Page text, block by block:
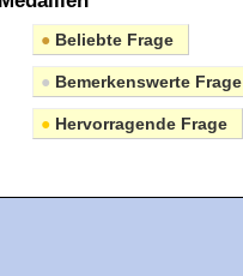
● Beliebte Frage
● Bemerkenswerte Frage
● Hervorragende Frage